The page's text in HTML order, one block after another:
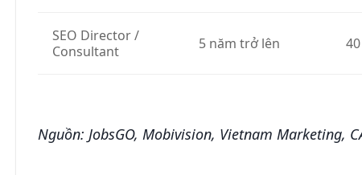
SEO Director /
Consultant
5 năm trở lên
Nguồn: JobsGO, Mobivision, Vietnam Marketing,